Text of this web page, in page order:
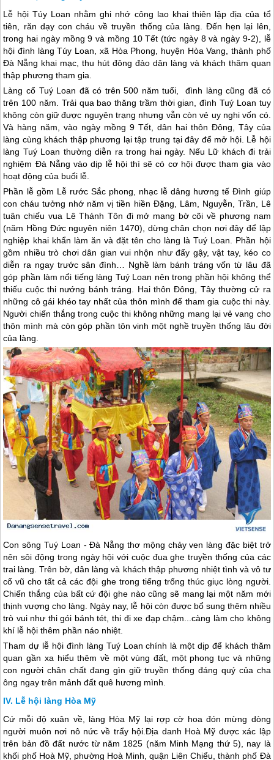
Lễ hội Túy Loan nhằm ghi nhớ công lao khai thiên lập địa của tổ
tiên, răn dạy con cháu về truyền thống của làng. Đến hẹn lại lên,
trong hai ngày mồng 9 và mồng 10 Tết (tức ngày 8 và ngày 9-2), lễ
hội đình làng Túy Loan, xã Hòa Phong, huyện Hòa Vang, thành phố
Đà Nẵng khai mạc, thu hút đông đảo dân làng và khách thăm quan
thập phương tham gia.
Làng cổ Tuý Loan đã có trên 500 năm tuổi, đình làng cũng đã có
trên 100 năm. Trải qua bao thăng trầm thời gian, đình Tuý Loan tuy
không còn giữ được nguyên trạng nhưng vẫn còn vẻ uy nghi vốn có.
Và hàng năm, vào ngày mồng 9 Tết, dân hai thôn Đông, Tây của
làng cùng khách thập phương lại tập trung tại đây để mở hội. Lễ hội
làng Tuý Loan thường diễn ra trong hai ngày. Nếu Lữ khách đi trải
nghiệm Đà Nẵng vào dịp lễ hội thì sẽ có cơ hội được tham gia vào
hoạt động của buổi lễ.
Phần lễ gồm Lễ rước Sắc phong, nhạc lễ dâng hương tế Đình giúp
con cháu tưởng nhớ năm vị tiền hiền Đặng, Lâm, Nguyễn, Trần, Lê
tuân chiếu vua Lê Thánh Tôn đi mở mang bờ cõi về phương nam
(năm Hồng Đức nguyên niên 1470), dừng chân chọn nơi đây để lập
nghiệp khai khẩn làm ăn và đặt tên cho làng là Tuý Loan. Phần hội
gồm nhiều trò chơi dân gian vui nhộn như đẩy gậy, vật tay, kéo co
diễn ra ngay trước sân đình… Nghề làm bánh tráng vốn từ lâu đã
góp phần làm nổi tiếng làng Tuý Loan nên trong phần hội không thể
thiếu cuộc thi nướng bánh tráng. Hai thôn Đông, Tây thường cử ra
những cô gái khéo tay nhất của thôn mình để tham gia cuộc thi này.
Người chiến thắng trong cuộc thi không những mang lại vẻ vang cho
thôn mình mà còn góp phần tôn vinh một nghề truyền thống lâu đời
của làng.
Con sông Tuý Loan -Đà Nẵng thơ mộng chảy ven làng đặc biệt trở
nên sôi động trong ngày hội với cuộc đua ghe truyền thống của các
trai làng. Trên bờ, dân làng và khách thập phương nhiệt tình và vô tư
cổ vũ cho tất cả các đội ghe trong tiếng trống thúc giục lòng người.
Chiến thắng của bất cứ đội ghe nào cũng sẽ mang lại một năm mới
thịnh vượng cho làng. Ngày nay, lễ hội còn được bổ sung thêm nhiều
trò vui như thi gói bánh tét, thi đi xe đạp chậm...càng làm cho không
khí lễ hội thêm phần náo nhiệt.
Tham dự lễ hội đình làng Tuý Loan chính là một dịp để khách thăm
quan gần xa hiểu thêm về một vùng đất, một phong tục và những
con người chân chất đang gìn giữ truyền thống đáng quý của cha
ông ngay trên mảnh đất quê hương mình.
Lễ hội làng Hòa Mỹ
Cứ mỗi độ xuân về, làng Hòa Mỹ lại rợp cờ hoa đón mừng dòng
người muôn nơi nô nức về trẩy hội.Địa danh Hoà Mỹ được xác lập
trên bản đồ đất nước từ năm 1825 (năm Minh Mạng thứ 5), nay là
khối phố Hoà Mỹ, phường Hoà Minh, quận Liên Chiểu, thành phố Đà